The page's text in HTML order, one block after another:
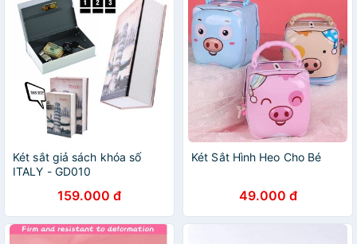
Két sắt giả sách khóa số
ITALY - GD010
159.000 đ
Két Sắt Hình Heo Cho Bé
49.000 đ